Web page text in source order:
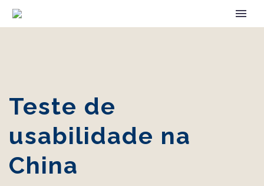
Teste de
usabilidade na
China